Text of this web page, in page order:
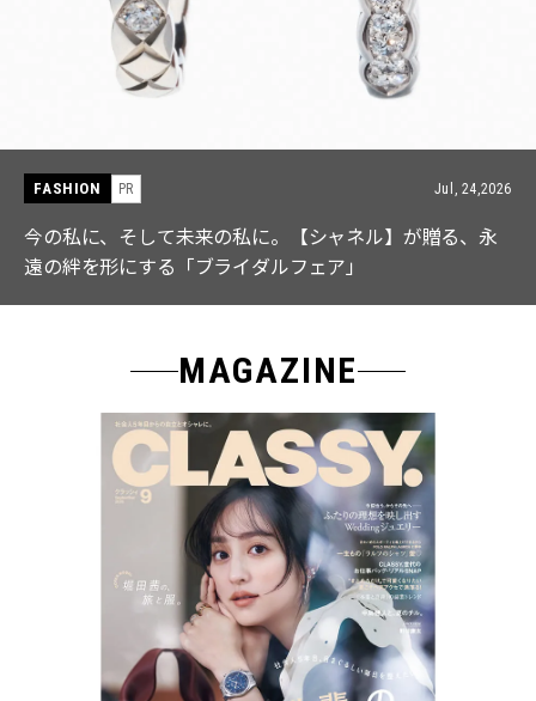
FASHION PR Jul, 15,2026
【ICB】人気インフルエンサーと共同制作! 週5で着たく
なる「名品ブラウス」２選
MAGAZINE